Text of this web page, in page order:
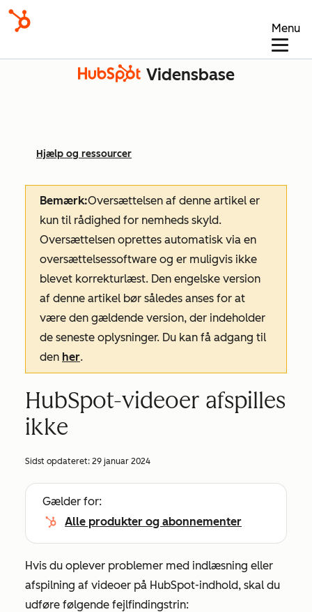
Menu
Vidensbase
Hjælp og ressourcer
Bemærk:Oversættelsen af denne artikel er
kun til rådighed for nemheds skyld.
Oversættelsen oprettes automatisk via en
oversættelsessoftware og er muligvis ikke
blevet korrekturlæst. Den engelske version
af denne artikel bør således anses for at
være den gældende version, der indeholder
de seneste oplysninger. Du kan få adgang til
den her.
HubSpot-videoer afspilles
ikke
Sidst opdateret: 29 januar 2024
Gælder for:
Alle produkter og abonnementer
Hvis du oplever problemer med indlæsning eller
afspilning af videoer på HubSpot-indhold, skal du
udføre følgende fejlfindingstrin: